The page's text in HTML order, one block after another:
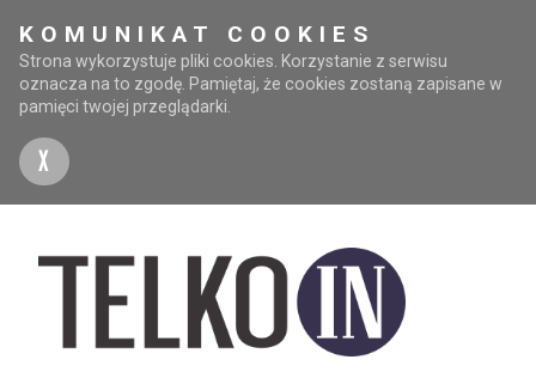
KOMUNIKAT COOKIES
Strona wykorzystuje pliki cookies. Korzystanie z serwisu
oznacza na to zgodę. Pamiętaj, że cookies zostaną zapisane w
pamięci twojej przeglądarki.
X